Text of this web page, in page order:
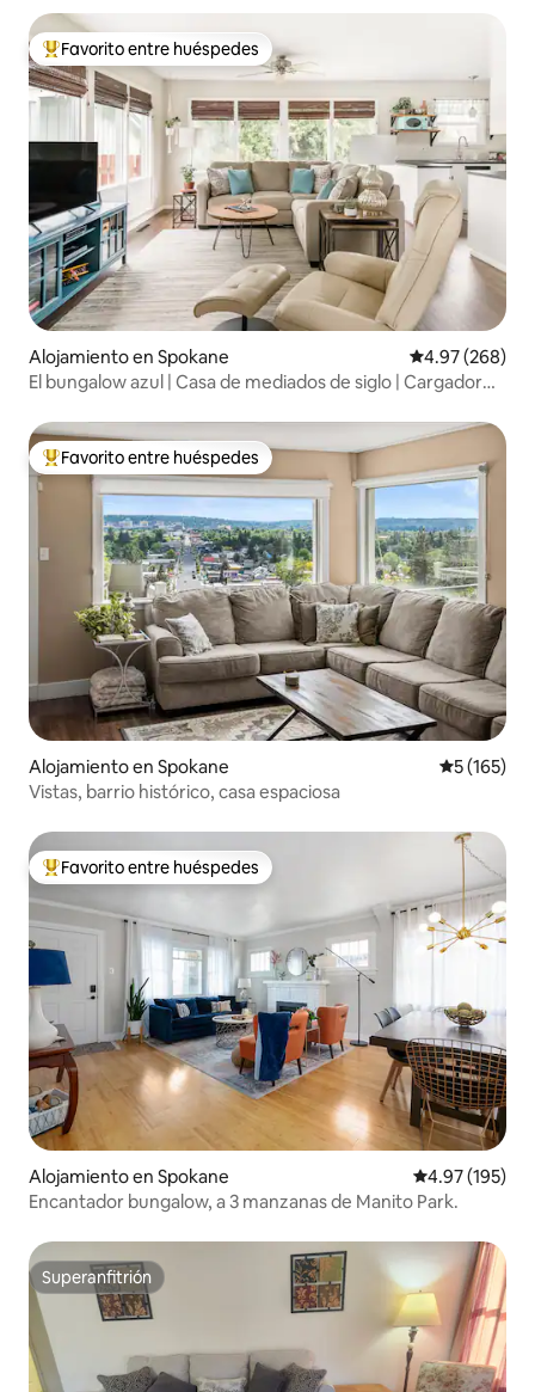
Favorito entre huéspedes preferido
Favorito entre huéspedes
Alojamiento en Spokane Calificación
4.97 (268)
El bungalow azul | Casa de mediados de siglo | Cargador
Favorito entre huéspedes preferido
Favorito entre huéspedes
Alojamiento en Spokane
5 (165)
Vistas, barrio histórico, casa espaciosa
Favorito entre huéspedes preferido
Favorito entre huéspedes
Alojamiento en Spokane Calificación
4.97 (195)
Encantador bungalow, a 3 manzanas de Manito Park.
Superanfitrión
Superanfitrión